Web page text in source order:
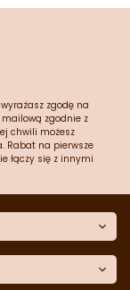
zgodę na
zgodnie z
chwili możesz
Rabat na pierwsze
łączy się z innymi